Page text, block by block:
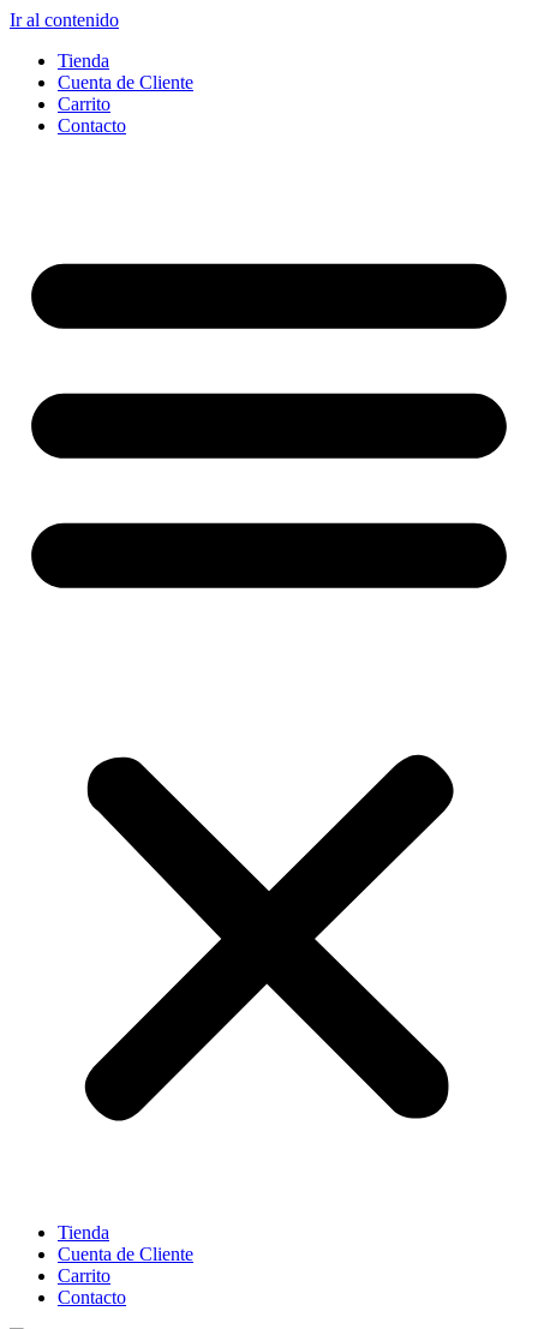
Ir al contenido
Tienda
Cuenta de Cliente
Carrito
Contacto
Tienda
Cuenta de Cliente
Carrito
Contacto